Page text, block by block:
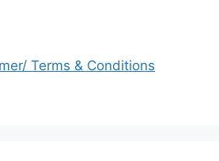
Terms & Conditions